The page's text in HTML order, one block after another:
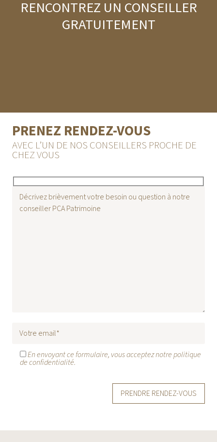
RENCONTREZ UN CONSEILLER
GRATUITEMENT
PRENEZ RENDEZ-VOUS
AVEC L’UN DE NOS CONSEILLERS PROCHE DE
CHEZ VOUS
En envoyant ce formulaire, vous acceptez notre politique
de confidentialité.